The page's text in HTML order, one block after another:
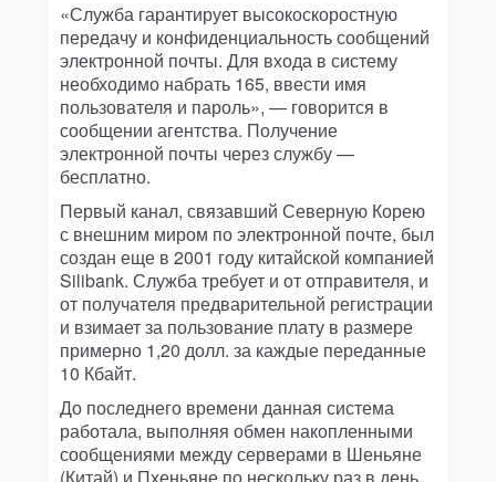
«Служба гарантирует высокоскоростную
передачу и конфиденциальность сообщений
электронной почты. Для входа в систему
необходимо набрать 165, ввести имя
пользователя и пароль», — говорится в
сообщении агентства. Получение
электронной почты через службу —
бесплатно.
Первый канал, связавший Северную Корею
с внешним миром по электронной почте, был
создан еще в 2001 году китайской компанией
Silibank. Служба требует и от отправителя, и
от получателя предварительной регистрации
и взимает за пользование плату в размере
примерно 1,20 долл. за каждые переданные
10 Кбайт.
До последнего времени данная система
работала, выполняя обмен накопленными
сообщениями между серверами в Шеньяне